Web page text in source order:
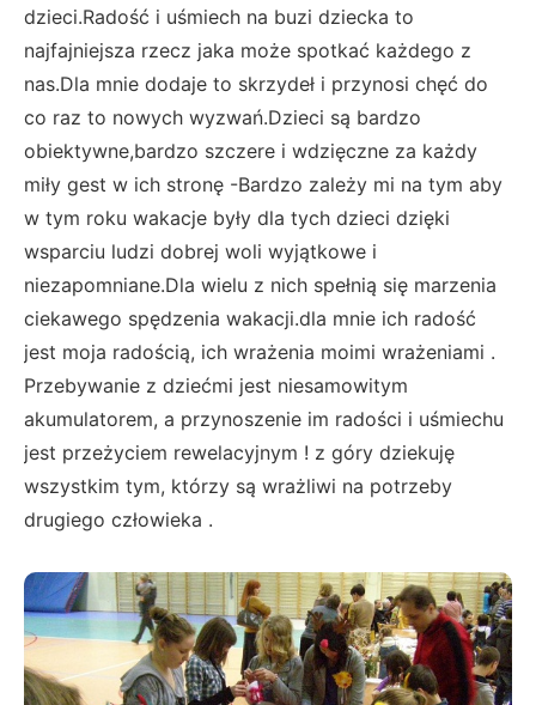
dzieci.Radość i uśmiech na buzi dziecka to
najfajniejsza rzecz jaka może spotkać każdego z
nas.Dla mnie dodaje to skrzydeł i przynosi chęć do
co raz to nowych wyzwań.Dzieci są bardzo
obiektywne,bardzo szczere i wdzięczne za każdy
miły gest w ich stronę -Bardzo zależy mi na tym aby
w tym roku wakacje były dla tych dzieci dzięki
wsparciu ludzi dobrej woli wyjątkowe i
niezapomniane.Dla wielu z nich spełnią się marzenia
ciekawego spędzenia wakacji.dla mnie ich radość
jest moja radością, ich wrażenia moimi wrażeniami .
Przebywanie z dziećmi jest niesamowitym
akumulatorem, a przynoszenie im radości i uśmiechu
jest przeżyciem rewelacyjnym ! z góry dziekuję
wszystkim tym, którzy są wrażliwi na potrzeby
drugiego człowieka .